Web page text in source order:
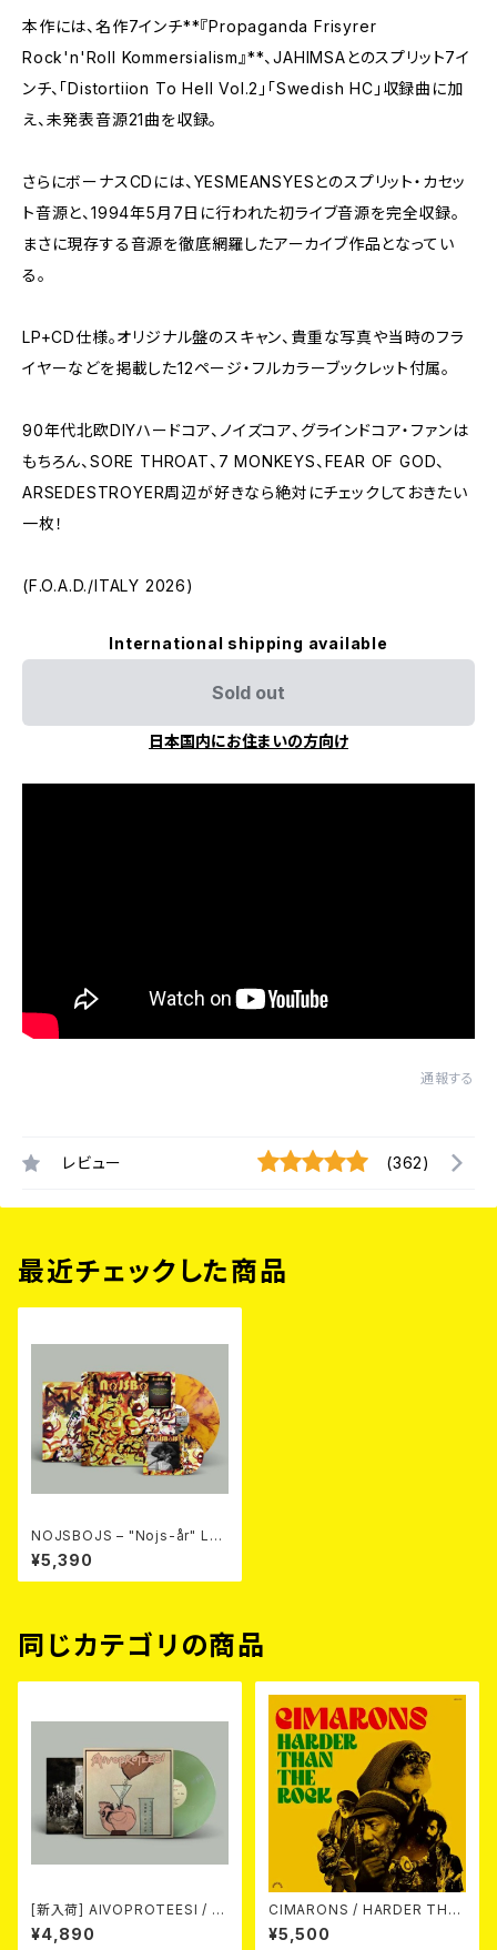
本作には、名作7インチ**『Propaganda Frisyrer
Rock'n'Roll Kommersialism』**、JAHIMSAとのスプリット7イ
ンチ、「Distortiion To Hell Vol.2」「Swedish HC」収録曲に加
え、未発表音源21曲を収録。
さらにボーナスCDには、YESMEANSYESとのスプリット・カセッ
ト音源と、1994年5月7日に行われた初ライブ音源を完全収録。
まさに現存する音源を徹底網羅したアーカイブ作品となってい
る。
LP+CD仕様。オリジナル盤のスキャン、貴重な写真や当時のフラ
イヤーなどを掲載した12ページ・フルカラーブックレット付属。
90年代北欧DIYハードコア、ノイズコア、グラインドコア・ファンは
もちろん、SORE THROAT、7 MONKEYS、FEAR OF GOD、
ARSEDESTROYER周辺が好きなら絶対にチェックしておきたい
一枚！
(F.O.A.D./ITALY 2026)
International shipping available
Sold out
日本国内にお住まいの方向け
通報する
レビュー (362)
最近チェックした商品
NOJSBOJS – "Nojs-år" LP+
CD (Ltd100 Diehard dark y
ellow mixed with red marb
le vinyl) 2026年7月下旬～8
¥5,390
同じカテゴリの商品
[新入荷] AIVOPROTEESI / U
MPIKUJA (LP / LTD.100 DIE
-HARD COKE BOTTLE GRE
¥4,890
CIMARONS / HARDER THA
¥5,500